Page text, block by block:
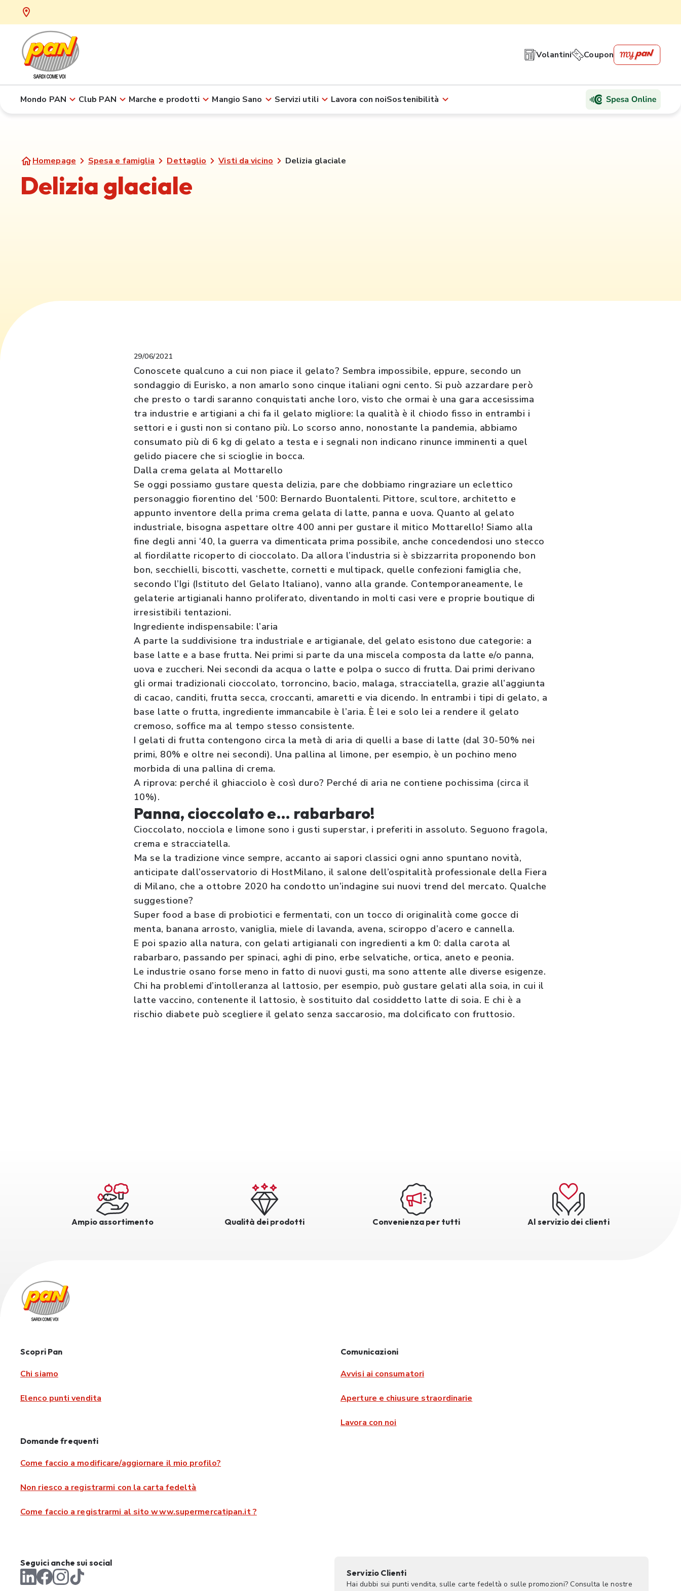
Volantini Coupon
Mondo PAN Club PAN Marche e prodotti Mangio Sano Servizi utili Lavora con noiSostenibilità
Homepage Spesa e famiglia Dettaglio Visti da vicino Delizia glaciale
Delizia glaciale
29/06/2021
Conoscete qualcuno a cui non piace il gelato? Sembra impossibile, eppure, secondo un
sondaggio di Eurisko, a non amarlo sono cinque italiani ogni cento. Si può azzardare però
che presto o tardi saranno conquistati anche loro, visto che ormai è una gara accesissima
tra industrie e artigiani a chi fa il gelato migliore: la qualità è il chiodo fisso in entrambi i
settori e i gusti non si contano più. Lo scorso anno, nonostante la pandemia, abbiamo
consumato più di 6 kg di gelato a testa e i segnali non indicano rinunce imminenti a quel
gelido piacere che si scioglie in bocca.
Dalla crema gelata al Mottarello
Se oggi possiamo gustare questa delizia, pare che dobbiamo ringraziare un eclettico
personaggio fiorentino del ‘500: Bernardo Buontalenti. Pittore, scultore, architetto e
appunto inventore della prima crema gelata di latte, panna e uova. Quanto al gelato
industriale, bisogna aspettare oltre 400 anni per gustare il mitico Mottarello! Siamo alla
fine degli anni ‘40, la guerra va dimenticata prima possibile, anche concedendosi uno stecco
al fiordilatte ricoperto di cioccolato. Da allora l’industria si è sbizzarrita proponendo bon
bon, secchielli, biscotti, vaschette, cornetti e multipack, quelle confezioni famiglia che,
secondo l’Igi (Istituto del Gelato Italiano), vanno alla grande. Contemporaneamente, le
gelaterie artigianali hanno proliferato, diventando in molti casi vere e proprie boutique di
irresistibili tentazioni.
Ingrediente indispensabile: l’aria
A parte la suddivisione tra industriale e artigianale, del gelato esistono due categorie: a
base latte e a base frutta. Nei primi si parte da una miscela composta da latte e/o panna,
uova e zuccheri. Nei secondi da acqua o latte e polpa o succo di frutta. Dai primi derivano
gli ormai tradizionali cioccolato, torroncino, bacio, malaga, stracciatella, grazie all’aggiunta
di cacao, canditi, frutta secca, croccanti, amaretti e via dicendo. In entrambi i tipi di gelato, a
base latte o frutta, ingrediente immancabile è l’aria. È lei e solo lei a rendere il gelato
cremoso, soffice ma al tempo stesso consistente.
I gelati di frutta contengono circa la metà di aria di quelli a base di latte (dal 30-50% nei
primi, 80% e oltre nei secondi). Una pallina al limone, per esempio, è un pochino meno
morbida di una pallina di crema.
A riprova: perché il ghiacciolo è così duro? Perché di aria ne contiene pochissima (circa il
10%).
Panna, cioccolato e… rabarbaro!
Cioccolato, nocciola e limone sono i gusti superstar, i preferiti in assoluto. Seguono fragola,
crema e stracciatella.
Ma se la tradizione vince sempre, accanto ai sapori classici ogni anno spuntano novità,
anticipate dall’osservatorio di HostMilano, il salone dell’ospitalità professionale della Fiera
di Milano, che a ottobre 2020 ha condotto un’indagine sui nuovi trend del mercato. Qualche
suggestione?
Super food a base di probiotici e fermentati, con un tocco di originalità come gocce di
menta, banana arrosto, vaniglia, miele di lavanda, avena, sciroppo d’acero e cannella.
E poi spazio alla natura, con gelati artigianali con ingredienti a km 0: dalla carota al
rabarbaro, passando per spinaci, aghi di pino, erbe selvatiche, ortica, aneto e peonia.
Le industrie osano forse meno in fatto di nuovi gusti, ma sono attente alle diverse esigenze.
Chi ha problemi d’intolleranza al lattosio, per esempio, può gustare gelati alla soia, in cui il
latte vaccino, contenente il lattosio, è sostituito dal cosiddetto latte di soia. E chi è a
rischio diabete può scegliere il gelato senza saccarosio, ma dolcificato con fruttosio.
Ampio assortimento Qualità dei prodotti Convenienza per tutti Al servizio dei clienti
Scopri Pan
Chi siamo
Elenco punti vendita
Comunicazioni
Avvisi ai consumatori
Aperture e chiusure straordinarie
Lavora con noi
Domande frequenti
Come faccio a modificare/aggiornare il mio profilo?
Non riesco a registrarmi con la carta fedeltà
Come faccio a registrarmi al sito www.supermercatipan.it ?
Seguici anche sui social
Servizio Clienti
Hai dubbi sui punti vendita, sulle carte fedeltà o sulle promozioni? Consulta le nostre